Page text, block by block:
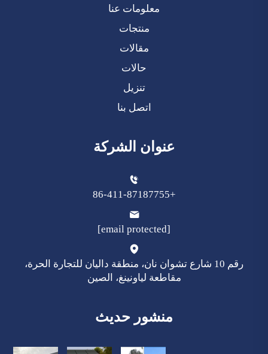
معلومات عنا
منتجات
مقالات
حالات
تنزيل
اتصل بنا
عنوان الشركة
+86-411-87187755
[email protected]
رقم 10 شارع تشوان نان، منطقة داليان للتجارة الحرة،
مقاطعة لياونينغ، الصين
منشور حديث